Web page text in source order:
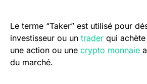
Le terme “Taker” est utilisé pour
investisseur ou un trader qui
une action ou une crypto monnaie
du marché.